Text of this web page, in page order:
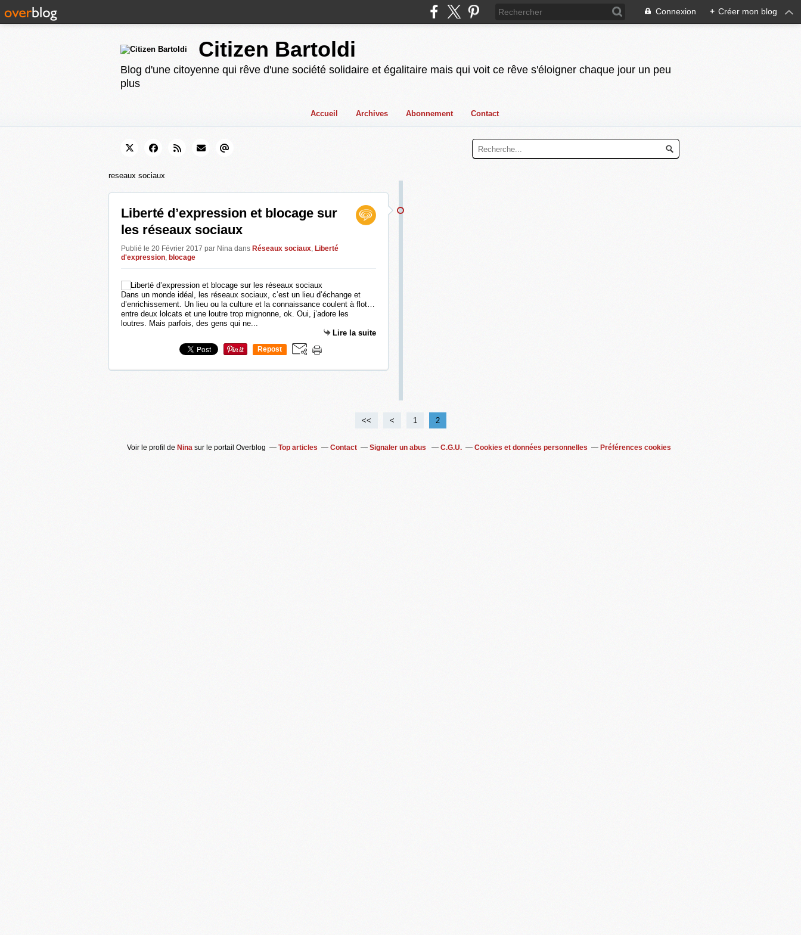
Connexion + Créer mon blog
Citizen Bartoldi
Blog d'une citoyenne qui rêve d'une société solidaire et égalitaire mais qui voit ce rêve s'éloigner chaque jour un peu
plus
Accueil Archives Abonnement Contact
reseaux sociaux
Liberté d’expression et blocage sur
les réseaux sociaux
Publié le 20 Février 2017 par Nina dans Réseaux sociaux, Liberté
d'expression, blocage
Dans un monde idéal, les réseaux sociaux, c’est un lieu d’échange et
d’enrichissement. Un lieu ou la culture et la connaissance coulent à flot…
entre deux lolcats et une loutre trop mignonne, ok. Oui, j’adore les
loutres. Mais parfois, des gens qui ne...
Lire la suite
Repost
<< < 1 2
Voir le profil de Ninasur le portail Overblog Top articles Contact Signaler un abus C.G.U. Cookies et données personnelles Préférences cookies